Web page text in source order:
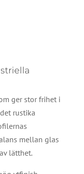
ger stor frihet i
rustika
mellan glas
lätthet.